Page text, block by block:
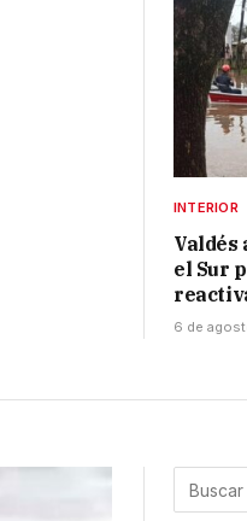
INTERIOR
Valdés
el Sur
6 de